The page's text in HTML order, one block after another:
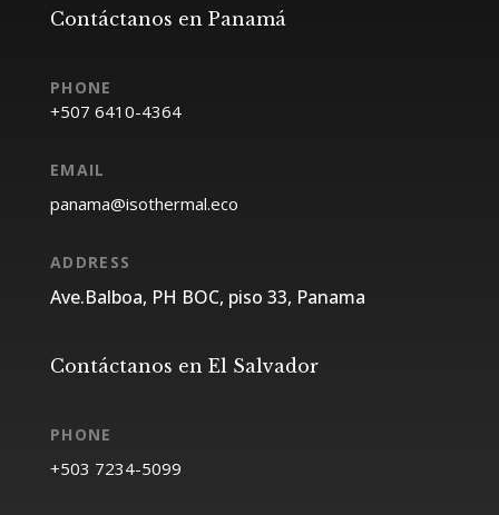
Contáctanos en Panamá
EMAIL
ADDRESS
Ave.Balboa, PH BOC, piso 33, Panama
Contáctanos en El Salvador
PHONE